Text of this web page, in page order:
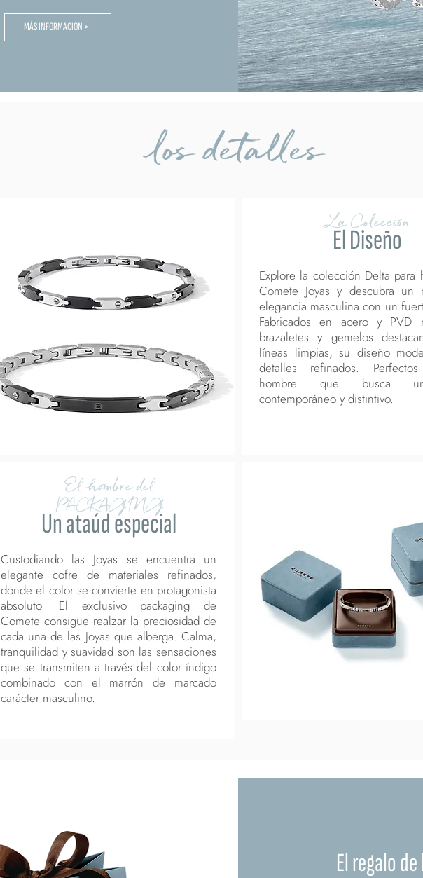
MÁS INFORMACIÓN >
los detalles
El hombre del
PACKAGING
Un ataúd especial
Custodiando las Joyas se encuentra un
elegante cofre de materiales refinados,
donde el color se convierte en protagonista
absoluto. El exclusivo packaging de
Comete consigue realzar la preciosidad de
cada una de las Joyas que alberga. Calma,
tranquilidad y suavidad son las sensaciones
que se transmiten a través del color índigo
combinado con el marrón de marcado
carácter masculino.
La Colección
El Diseño
Explore la colección Delta para
Comete Joyas y descubra un
elegancia masculina con un
Fabricados en acero y PVD
brazaletes y gemelos
líneas limpias, su diseño
detalles refinados.
hombre que busca
contemporáneo y distintivo.
El regalo